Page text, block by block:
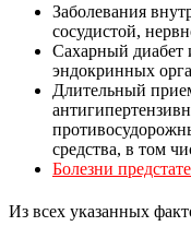
Заболевания
сосудистой,
Сахарный диабет
эндокринных
Длительный
средства, в том
Болезни
Из всех указанных